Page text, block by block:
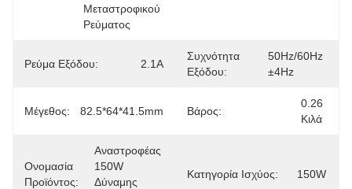
Μεταστροφικού
Ρεύματος
Ρεύμα Εξόδου: 2.1Α
Συχνότητα
Εξόδου:
50Hz/60Hz
±4Hz
Μέγεθος: 82.5*64*41.5mm Βάρος:
0.26
Κιλά
Ονομασία
Προϊόντος:
Αναστροφέας
150W
Δύναμης
Κατηγορία Ισχύος: 150W